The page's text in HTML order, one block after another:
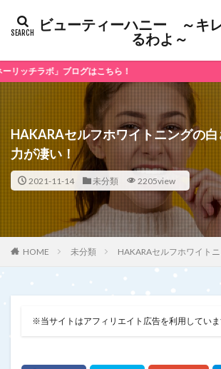
ビューティーハニー ～キ
るわよ～
ブログはこちら！
HAKARAセルフホワイトニングの
力が凄い！
2021-11-14 未分類 2205view
HOME 未分類 HAKARAセルフホワイト
※当サイトはアフィリエイト広告を利用していま